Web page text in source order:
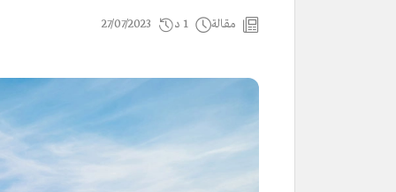
مقالة 1 د 27/07/2023